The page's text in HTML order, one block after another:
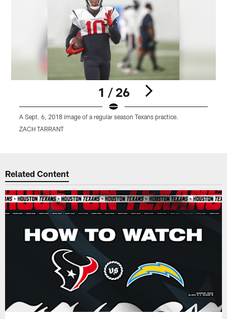
1 / 26
A Sept. 6, 2018 image of a regular season Texans practice.
ZACH TARRANT
Related Content